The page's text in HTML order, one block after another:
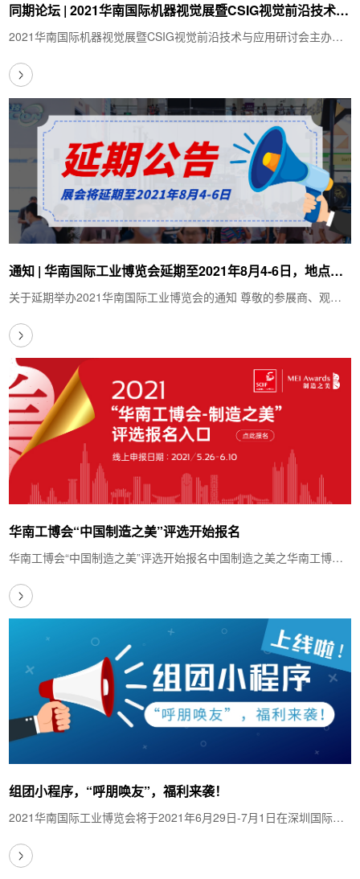
同期论坛 | 2021华南国际机器视觉展暨CSIG视觉前沿技术与
应用研讨会
2021华南国际机器视觉展暨CSIG视觉前沿技术与应用研讨会主办单
通知 | 华南国际工业博览会延期至2021年8月4-6日，地点不
变
关于延期举办2021华南国际工业博览会的通知 尊敬的参展商、观众
华南工博会“中国制造之美”评选开始报名
华南工博会“中国制造之美”评选开始报名中国制造之美之华南工博
组团小程序，“呼朋唤友”，福利来袭！
2021华南国际工业博览会将于2021年6月29日-7月1日在深圳国际会